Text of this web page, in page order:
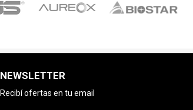
NEWSLETTER
Recibí ofertas en tu email